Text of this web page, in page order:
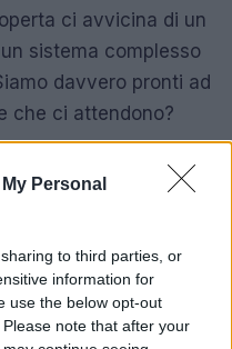
Personal
to third parties, or
information for
use the below opt-out
note that after your
ci avvicina di un
sistema complesso
davvero pronti ad
che ci attendono?